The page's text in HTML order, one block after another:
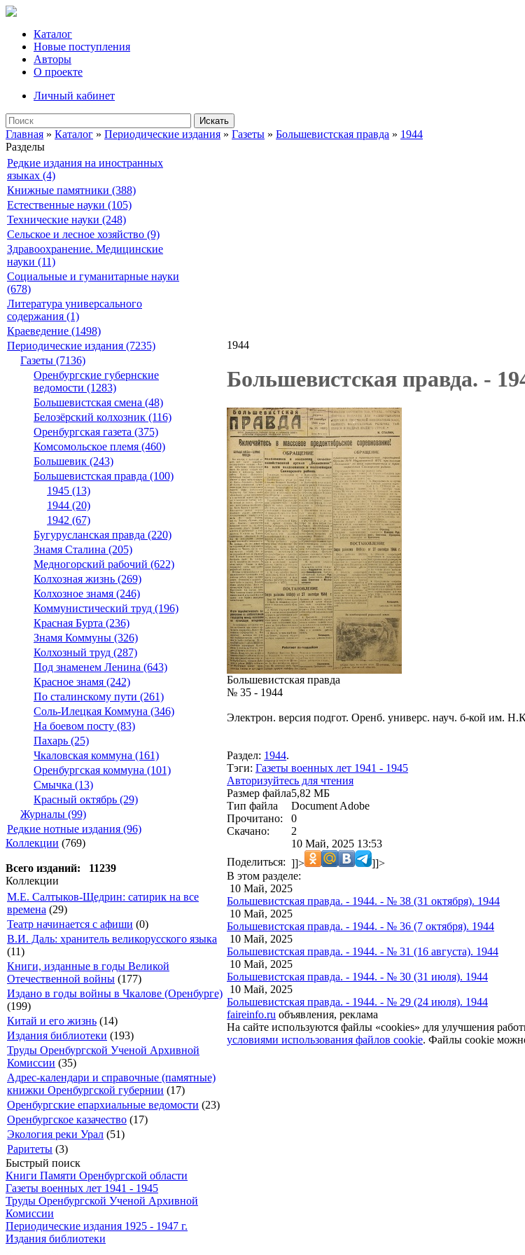
Каталог
Новые поступления
Авторы
О проекте
Личный кабинет
Искать
Главная » Каталог » Периодические издания » Газеты » Большевистская правда » 1944
Разделы
Редкие издания на иностранных
языках (4)
Книжные памятники (388)
Естественные науки (105)
Технические науки (248)
Сельское и лесное хозяйство (9)
Здравоохранение. Медицинские
науки (11)
Социальные и гуманитарные науки
(678)
Литература универсального
содержания (1)
Краеведение (1498)
Периодические издания (7235)
Газеты (7136)
Оренбургские губернские
ведомости (1283)
Большевистская смена (48)
Белозёрский колхозник (116)
Оренбургская газета (375)
Комсомольское племя (460)
Большевик (243)
Большевистская правда (100)
1945 (13)
1944 (20)
1942 (67)
Бугурусланская правда (220)
Знамя Сталина (205)
Медногорский рабочий (622)
Колхозная жизнь (269)
Колхозное знамя (246)
Коммунистический труд (196)
Красная Бурта (236)
Знамя Коммуны (326)
Колхозный труд (287)
Под знаменем Ленина (643)
Красное знамя (242)
По сталинскому пути (261)
Соль-Илецкая Коммуна (346)
На боевом посту (83)
Пахарь (25)
Чкаловская коммуна (161)
Оренбургская коммуна (101)
Смычка (13)
Красный октябрь (29)
Журналы (99)
Редкие нотные издания (96)
Коллекции (769)
Всего изданий: 11239
Коллекции
М.Е. Салтыков-Щедрин: сатирик на все
времена (29)
Театр начинается с афиши (0)
В.И. Даль: хранитель великорусского языка
(11)
Книги, изданные в годы Великой
Отечественной войны (177)
Издано в годы войны в Чкалове (Оренбурге)
(199)
Китай и его жизнь (14)
Издания библиотеки (193)
Труды Оренбургской Ученой Архивной
Комиссии (35)
Адрес-календари и справочные (памятные)
книжки Оренбургской губернии (17)
Оренбургские епархиальные ведомости (23)
Оренбургское казачество (17)
Экология реки Урал (51)
Раритеты (3)
Быстрый поиск
Книги Памяти Оренбургской области
Газеты военных лет 1941 - 1945
Труды Оренбургской Ученой Архивной
Комиссии
Периодические издания 1925 - 1947 г.
Издания библиотеки
1944
Большевистская правда. -
Большевистская правда
№ 35 - 1944
Электрон. версия подгот. Оренб. универс. науч. б-кой им.
Раздел: 1944.
Тэги: Газеты военных лет 1941 - 1945
Авторизуйтесь для чтения
Размер файла5,82 МБ
Тип файла
Document Adobe
Прочитано:
0
Скачано:
2
10 Май, 2025 13:53
Поделиться: ]]>
]]>
В этом разделе:
10 Май, 2025
Большевистская правда. - 1944. - № 38 (31 октября). 1944
10 Май, 2025
Большевистская правда. - 1944. - № 36 (7 октября). 1944
10 Май, 2025
Большевистская правда. - 1944. - № 31 (16 августа). 1944
10 Май, 2025
Большевистская правда. - 1944. - № 30 (31 июля). 1944
10 Май, 2025
Большевистская правда. - 1944. - № 29 (24 июля). 1944
faireinfo.ru объявления, реклама
На сайте используются файлы «cookies» для улучшения
условиями использования файлов cookie. Файлы cookie